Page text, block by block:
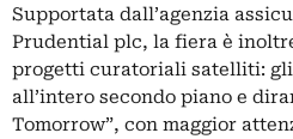
Supportata dall’agenzia
Prudential plc, la fiera è
progetti curatoriali satelliti: gli
all’intero secondo piano e
Tomorrow”, con maggior